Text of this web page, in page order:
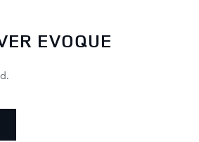
EVOQUE